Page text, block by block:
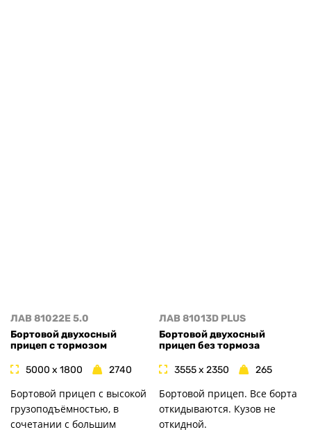
ЛАВ 81022E 5.0
Бортовой двухосный
прицеп с тормозом
5000 x 1800 2740
Бортовой прицеп с высокой
грузоподъёмностью, в
сочетании с большим
ЛАВ 81013D PLUS
Бортовой двухосный
прицеп без тормоза
3555 x 2350 265
Бортовой прицеп. Все борта
откидываются. Кузов не
откидной.